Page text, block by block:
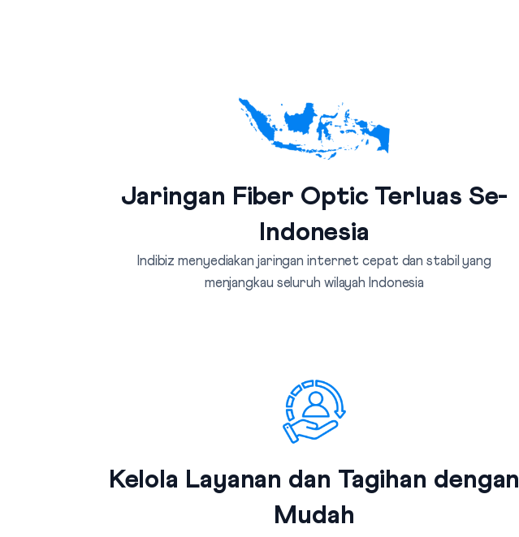
Jaringan Fiber Optic Terluas Se-
Indonesia
Indibiz menyediakan jaringan internet cepat dan stabil yang
menjangkau seluruh wilayah Indonesia
Kelola Layanan dan Tagihan dengan
Mudah